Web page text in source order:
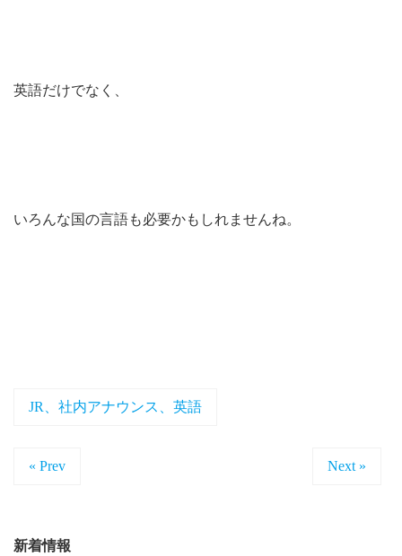
英語だけでなく、
いろんな国の言語も必要かもしれませんね。
JR、社内アナウンス、英語
« Prev Next »
新着情報